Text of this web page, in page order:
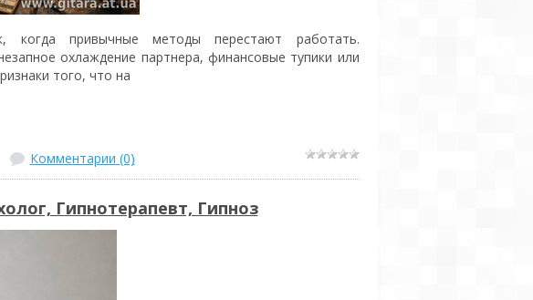
когда привычные методы перестают работать.
охлаждение партнера, финансовые тупики или
того, что на
Комментарии (0)
Гипнотерапевт, Гипноз